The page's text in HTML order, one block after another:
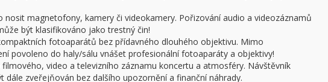
nosit magnetofony, kamery či videokamery. Pořizování audio a videozáznamů
být klasifikováno jako trestný čin!
fotoaparátů bez přídavného dlouhého objektivu. Mimo
povoleno do haly/sálu vnášet profesionální fotoaparáty a objektivy!
video a televizního záznamu koncertu a atmosféry. Návštěvník
dále zveřejňován bez dalšího upozornění a finanční náhrady.